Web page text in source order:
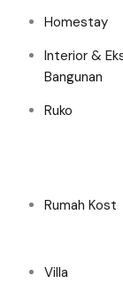
Homestay
Interior &
Bangunan
Ruko
Rumah Kost
Villa